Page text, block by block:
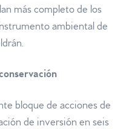
más completo de los
ambiental de
bloque de acciones de
de inversión en seis